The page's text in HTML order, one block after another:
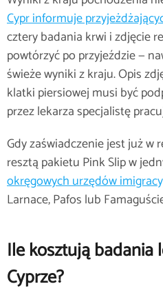
Cypr informuje
cztery badania krwi i zdjęcie
powtórzyć po przyjeździe —
świeże wyniki z kraju. Opis
klatki piersiowej musi być
przez lekarza specjalistę
Gdy zaświadczenie jest już w
resztą pakietu Pink Slip w
okręgowych urzędów
Larnace, Pafos lub
Ile kosztują badania
Cyprze?